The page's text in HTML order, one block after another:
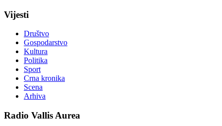
Vijesti
Društvo
Gospodarstvo
Kultura
Politika
Sport
Crna kronika
Scena
Arhiva
Radio Vallis Aurea